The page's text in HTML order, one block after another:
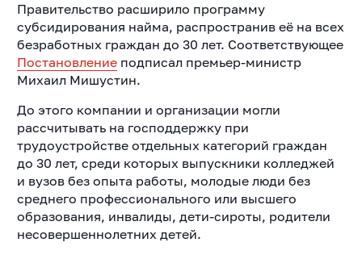
Правительство расширило программу
субсидирования найма, распространив её на всех
безработных граждан до 30 лет. Соответствующее
Постановлениеподписал премьер-министр
Михаил Мишустин.
До этого компании и организации могли
рассчитывать на господдержку при
трудоустройстве отдельных категорий граждан
до 30 лет, среди которых выпускники колледжей
и вузов без опыта работы, молодые люди без
среднего профессионального или высшего
образования, инвалиды, дети-сироты, родители
несовершеннолетних детей.